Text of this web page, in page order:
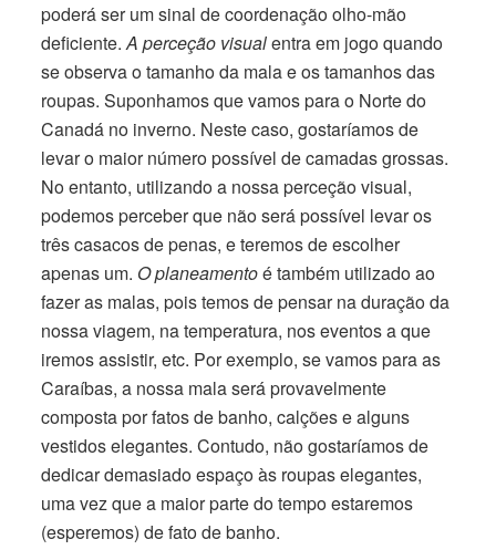
poderá ser um sinal de coordenação olho-mão
deficiente.A perceção visualentra em jogo quando
se observa o tamanho da mala e os tamanhos das
roupas. Suponhamos que vamos para o Norte do
Canadá no inverno. Neste caso, gostaríamos de
levar o maior número possível de camadas grossas.
No entanto, utilizando a nossa perceção visual,
podemos perceber que não será possível levar os
três casacos de penas, e teremos de escolher
apenas um. O planeamentoé também utilizado ao
fazer as malas, pois temos de pensar na duração da
nossa viagem, na temperatura, nos eventos a que
iremos assistir, etc. Por exemplo, se vamos para as
Caraíbas, a nossa mala será provavelmente
composta por fatos de banho, calções e alguns
vestidos elegantes. Contudo, não gostaríamos de
dedicar demasiado espaço às roupas elegantes,
uma vez que a maior parte do tempo estaremos
(esperemos) de fato de banho.